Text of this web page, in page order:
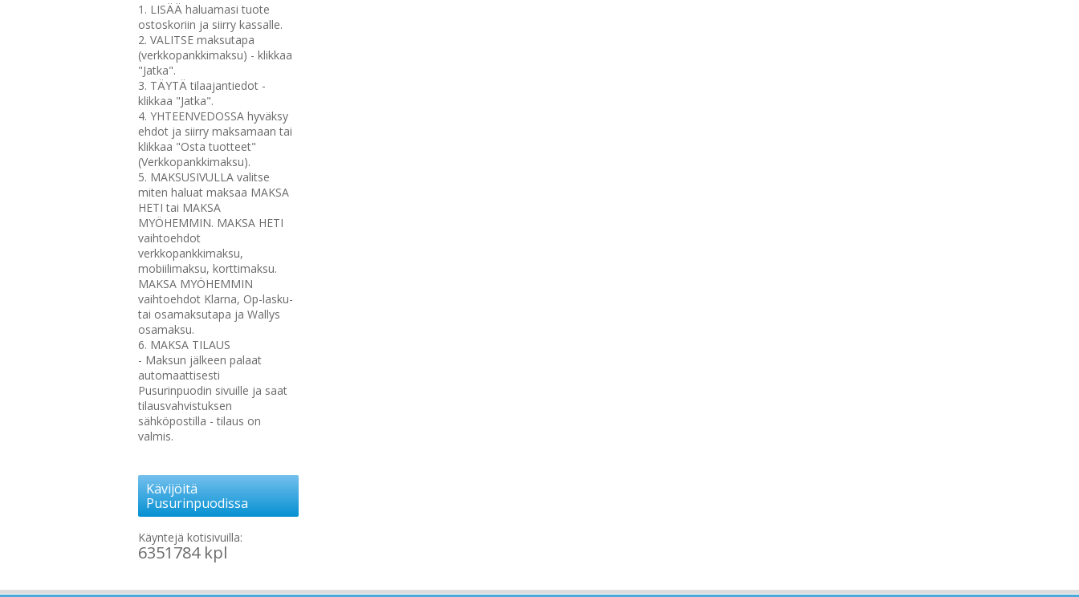
1. LISÄÄ haluamasi tuote
ostoskoriin ja siirry kassalle.
2. VALITSE maksutapa
(verkkopankkimaksu) - klikkaa
"Jatka".
3. TÄYTÄ tilaajantiedot -
klikkaa "Jatka".
4. YHTEENVEDOSSA hyväksy
ehdot ja siirry maksamaan tai
klikkaa "Osta tuotteet"
(Verkkopankkimaksu).
5. MAKSUSIVULLA valitse
miten haluat maksaa MAKSA
HETI tai MAKSA
MYÖHEMMIN. MAKSA HETI
vaihtoehdot
verkkopankkimaksu,
mobiilimaksu, korttimaksu.
MAKSA MYÖHEMMIN
vaihtoehdot Klarna, Op-lasku-
tai osamaksutapa ja Wallys
osamaksu.
6. MAKSA TILAUS
- Maksun jälkeen palaat
automaattisesti
Pusurinpuodin sivuille ja saat
tilausvahvistuksen
sähköpostilla - tilaus on
valmis.
Kävijöitä
Pusurinpuodissa
Käyntejä kotisivuilla:
6351784 kpl